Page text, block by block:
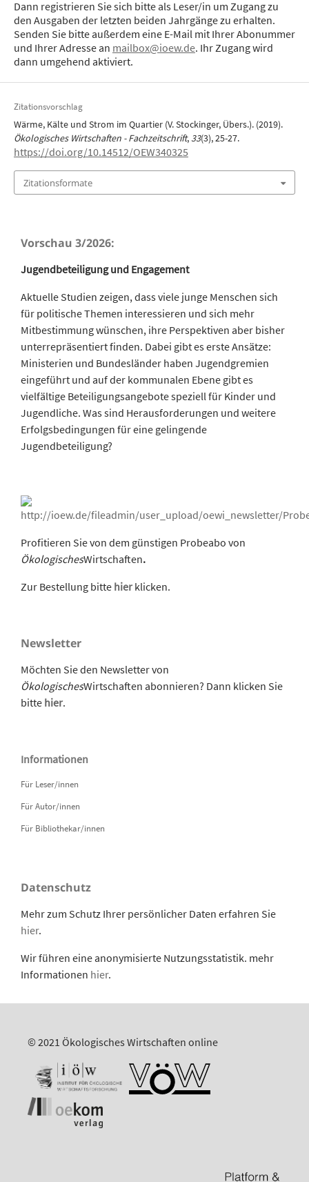
Dann registrieren Sie sich bitte als Leser/in um Zugang zu
den Ausgaben der letzten beiden Jahrgänge zu erhalten.
Senden Sie bitte außerdem eine E-Mail mit Ihrer Abonummer
und Ihrer Adresse an mailbox@ioew.de. Ihr Zugang wird
dann umgehend aktiviert.
Zitationsvorschlag
Wärme, Kälte und Strom im Quartier (V. Stockinger, Übers.). (2019).
Ökologisches Wirtschaften - Fachzeitschrift, 33(3), 25-27.
https://doi.org/10.14512/OEW340325
Zitationsformate
Vorschau 3/2026:
Jugendbeteiligung und Engagement
Aktuelle Studien zeigen, dass viele junge Menschen sich
für politische Themen interessieren und sich mehr
Mitbestimmung wünschen, ihre Perspektiven aber bisher
unterrepräsentiert finden. Dabei gibt es erste Ansätze:
Ministerien und Bundesländer haben Jugendgremien
eingeführt und auf der kommunalen Ebene gibt es
vielfältige Beteiligungsangebote speziell für Kinder und
Jugendliche. Was sind Herausforderungen und weitere
Erfolgsbedingungen für eine gelingende
Jugendbeteiligung?
Profitieren Sie von dem günstigen Probeabo von
ÖkologischesWirtschaften.
Zur Bestellung bitte hier klicken.
Newsletter
Möchten Sie den Newsletter von
ÖkologischesWirtschaften abonnieren? Dann klicken Sie
bitte hier.
Informationen
Für Leser/innen
Für Autor/innen
Für Bibliothekar/innen
Datenschutz
Mehr zum Schutz Ihrer persönlicher Daten erfahren Sie
hier.
Wir führen eine anonymisierte Nutzungsstatistik. mehr
Informationen hier.
© 2021 Ökologisches Wirtschaften online